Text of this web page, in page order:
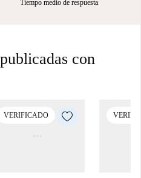
Tiempo medio de respuesta
con
VERIFICADO